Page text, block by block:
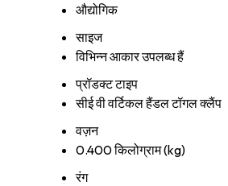
औद्योगिक
साइज
विभिन्न आकार उपलब्ध हैं
प्रॉडक्ट टाइप
सीई वी वर्टिकल हैंडल टॉगल क्लैंप
वज़न
0.400 किलोग्राम (kg)
रंग